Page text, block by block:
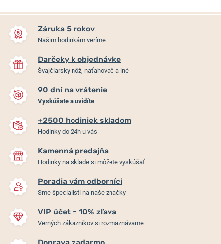
Záruka 5 rokov
Našim hodinkám veríme
Darčeky k objednávke
Švajčiarsky nôž, naťahovač a iné
90 dní na vrátenie
Vyskúšate a uvidíte
+2500 hodiniek skladom
Hodinky do 24h u vás
Kamenná predajňa
Hodinky na sklade si môžete vyskúšať
Poradia vám odborníci
Sme špecialisti na naše značky
VIP účet = 10% zľava
Verných zákazníkov si rozmaznávame